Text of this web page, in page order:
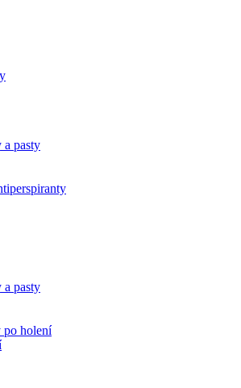
pasty
pasty
po holení